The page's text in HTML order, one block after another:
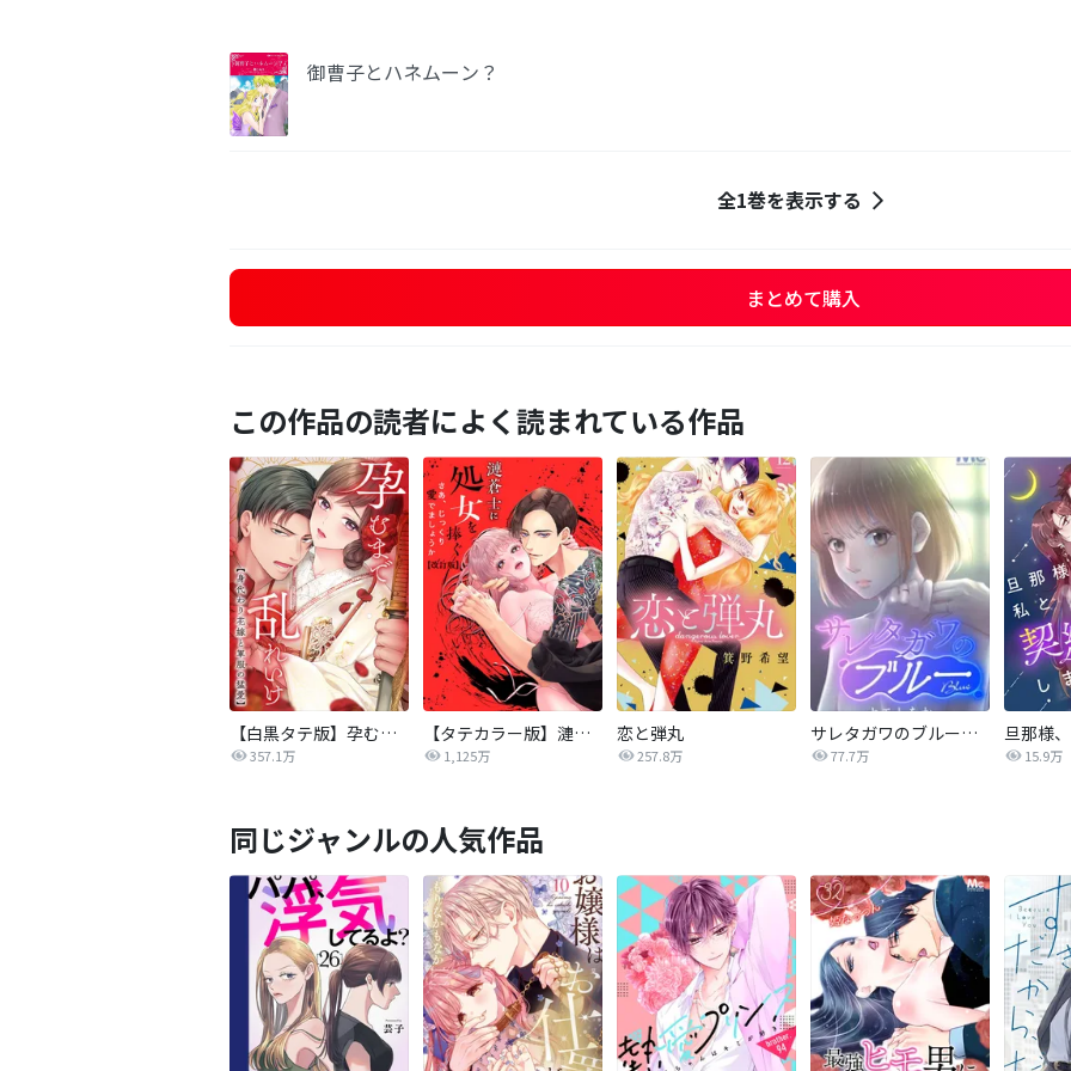
御曹子とハネムーン？
全1巻を表示する
まとめて購入
この作品の読者によく読まれている作品
【白黒タテ版】孕むまで乱れいけ～身代わり花嫁と軍服の猛愛
357.1万
【タテカラー版】漣蒼士に処女を捧ぐ～さあ、じっくり愛でましょうか
1,125万
恋と弾丸
257.8万
サレタガワのブルー【タテヨミ】
77.7万 15.9万
同じジャンルの人気作品